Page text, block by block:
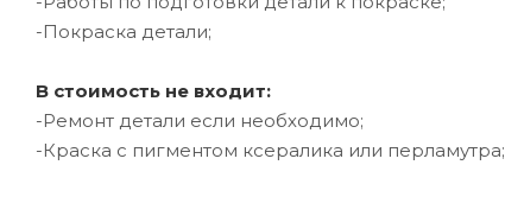
-Покраска детали;
В стоимость не входит:
-Ремонт детали если необходимо;
-Краска с пигментом ксералика или перламутра;